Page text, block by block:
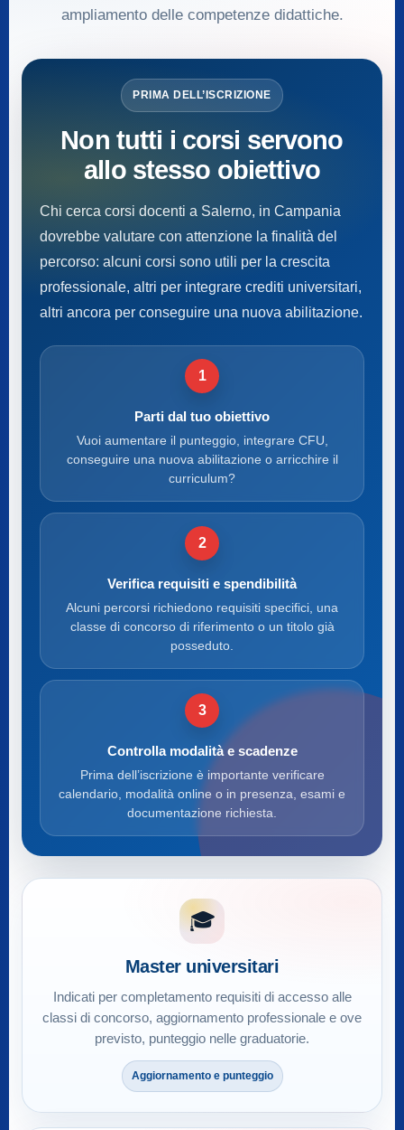
ampliamento delle competenze didattiche.
PRIMA DELL’ISCRIZIONE
Non tutti i corsi servono
allo stesso obiettivo
Chi cerca corsi docenti a Salerno, in Campania
dovrebbe valutare con attenzione la finalità del
percorso: alcuni corsi sono utili per la crescita
professionale, altri per integrare crediti universitari,
altri ancora per conseguire una nuova abilitazione.
1
Parti dal tuo obiettivo
Vuoi aumentare il punteggio, integrare CFU,
conseguire una nuova abilitazione o arricchire il
curriculum?
2
Verifica requisiti e spendibilità
Alcuni percorsi richiedono requisiti specifici, una
classe di concorso di riferimento o un titolo già
posseduto.
3
Controlla modalità e scadenze
Prima dell’iscrizione è importante verificare
calendario, modalità online o in presenza, esami e
documentazione richiesta.
🎓
Master universitari
Indicati per completamento requisiti di accesso alle
classi di concorso, aggiornamento professionale e ove
previsto, punteggio nelle graduatorie.
Aggiornamento e punteggio